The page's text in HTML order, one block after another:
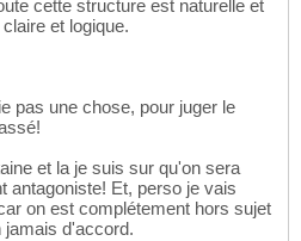
cette structure est naturelle et
et logique.
pas une chose, pour juger le
et la je suis sur qu'on sera
antagoniste! Et, perso je vais
on est complétement hors sujet
jamais d'accord.